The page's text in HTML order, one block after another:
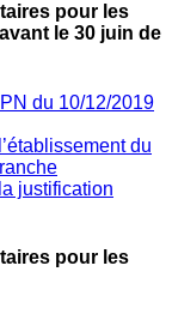
pour les
le 30 juin de
du 10/12/2019
du
justification
pour les